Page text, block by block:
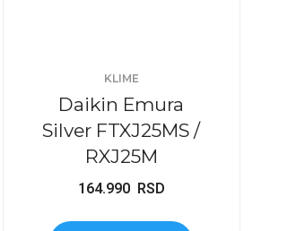
KLIME
Daikin Emura
Silver FTXJ25MS /
RXJ25M
164.990 RSD